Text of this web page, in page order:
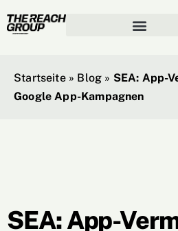
Startseite» Blog » SEA: App-
Google App-Kampagnen
SEA: App-